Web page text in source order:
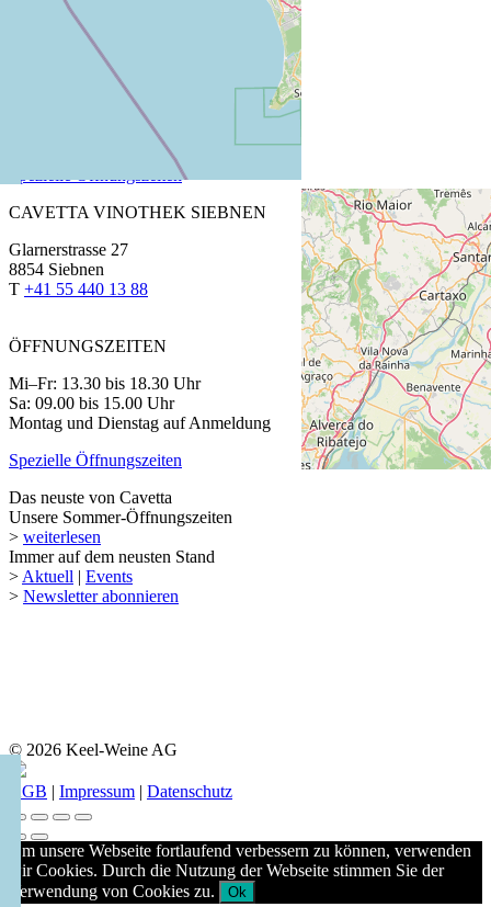
ÖFFNUNGSZEITEN
Fr: 13.30 bis 18.30 Uhr
Sa: 9.00 bis 15.00 Uhr
Montag bis Donnerstag auf Anmeldung
Spezielle Öffnungszeiten
CAVETTA VINOTHEK SIEBNEN
Glarnerstrasse 27
8854 Siebnen
T +41 55 440 13 88
ÖFFNUNGSZEITEN
Mi–Fr: 13.30 bis 18.30 Uhr
Sa: 09.00 bis 15.00 Uhr
Montag und Dienstag auf Anmeldung
Spezielle Öffnungszeiten
Das neuste von Cavetta
Unsere Sommer-Öffnungszeiten
> weiterlesen
Immer auf dem neusten Stand
> Aktuell | Events
> Newsletter abonnieren
© 2026 Keel-Weine AG
AGB | Impressum | Datenschutz
Um unsere Webseite fortlaufend verbessern zu können, verwenden
wir Cookies. Durch die Nutzung der Webseite stimmen Sie der
Verwendung von Cookies zu.
Ok